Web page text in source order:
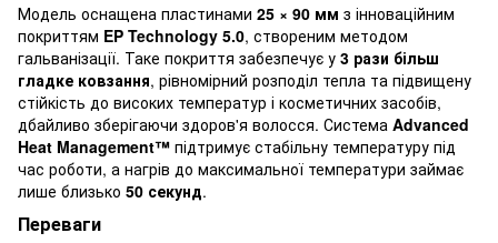
Модель оснащена пластинами 25 × 90 мм з інноваційним
покриттям EP Technology 5.0, створеним методом
гальванізації. Таке покриття забезпечує у 3 рази більш
гладке ковзання, рівномірний розподіл тепла та підвищену
стійкість до високих температур і косметичних засобів,
дбайливо зберігаючи здоров'я волосся. Система Advanced
Heat Management™ підтримує стабільну температуру під
час роботи, а нагрів до максимальної температури займає
лише близько 50 секунд.
Переваги